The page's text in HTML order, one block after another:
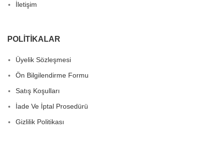
İletişim
POLITIKALAR
Üyelik Sözleşmesi
Ön Bilgilendirme Formu
Satış Koşulları
İade Ve İptal Prosedürü
Gizlilik Politikası